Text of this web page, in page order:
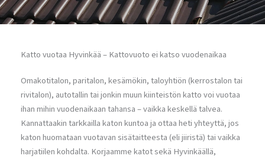
Katto vuotaa Hyvinkää – Kattovuoto ei katso vuodenaikaa
Omakotitalon, paritalon, kesämökin, taloyhtiön (kerrostalon tai
rivitalon), autotallin tai jonkin muun kiinteistön katto voi vuotaa
ihan mihin vuodenaikaan tahansa – vaikka keskellä talvea.
Kannattaakin tarkkailla katon kuntoa ja ottaa heti yhteyttä, jos
katon huomataan vuotavan sisätaitteesta (eli jiiristä) tai vaikka
harjatiilen kohdalta. Korjaamme katot sekä Hyvinkäällä,